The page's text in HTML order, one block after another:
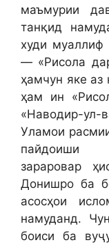
маъмурии
танқид
худи
— «Рисола
ҳамчун яке
ҳам ин
«Наводир-ул-
Уламои
пайдоиши
зараровар
Донишро ба
асосҳои
намуданд.
боиси ба